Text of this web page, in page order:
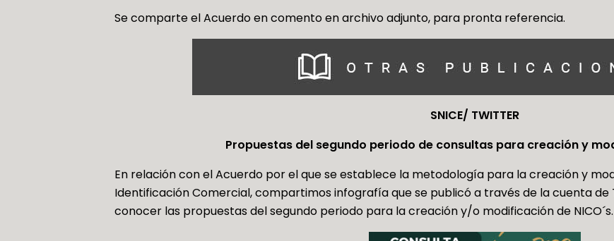
Se comparte el Acuerdo en comento en archivo adjunto, para pronta referencia.
SNICE/ TWITTER
Propuestas del segundo periodo de consultas para creación y
En relación con el Acuerdo por el que se establece la metodología para la creación y
Identificación Comercial, compartimos infografía que se publicó a través de la cuenta de
conocer las propuestas del segundo periodo para la creación y/o modificación de NICO´s.